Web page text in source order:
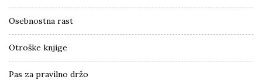
Osebnostna rast
Otroške knjige
Pas za pravilno držo